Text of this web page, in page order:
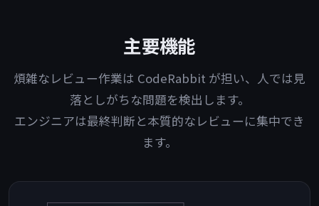
主要機能
煩雑なレビュー作業は CodeRabbit が担い、人では見
落としがちな問題を検出します。
エンジニアは最終判断と本質的なレビューに集中でき
ます。